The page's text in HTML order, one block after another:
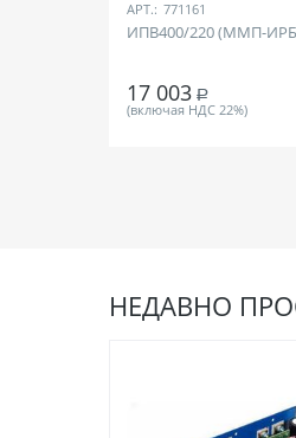
АРТ.: 771161
ИПВ400/220 (ММП-
17 003 Р
(включая НДС 22%)
НЕДАВНО